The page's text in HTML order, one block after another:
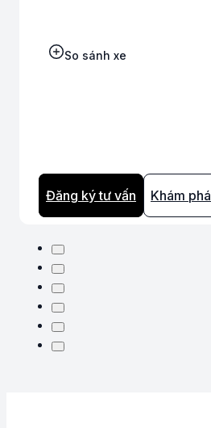
So sánh xe
Đăng ký tư vấn Khám phá